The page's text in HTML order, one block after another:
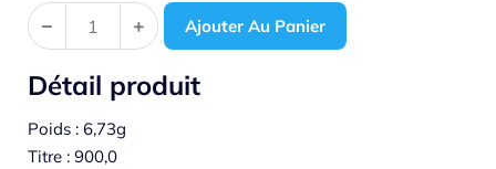
Ajouter Au Panier
Détail produit
Poids : 6,73g
Titre : 900,0